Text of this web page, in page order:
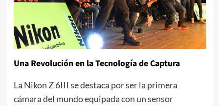
Una Revolución en la Tecnología de Captura
La Nikon Z 6III se destaca por ser la primera
cámara del mundo equipada con un sensor